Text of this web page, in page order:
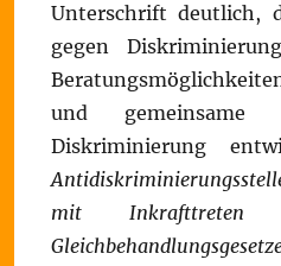
Unterschrift deutlich,
gegen
und gemeinsame
Diskriminierung
mit Inkrafttreten